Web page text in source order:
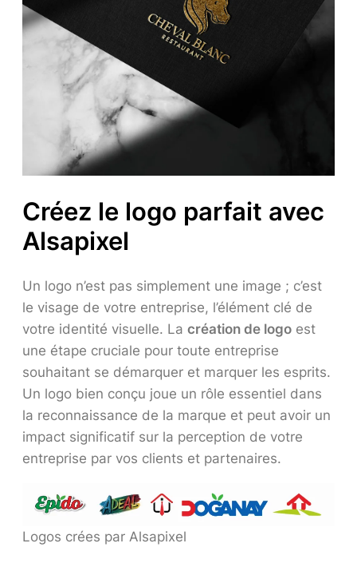
Créez le logo parfait avec
Alsapixel
Un logo n’est pas simplement une image ; c’est
le visage de votre entreprise, l’élément clé de
votre identité visuelle. La création de logo est
une étape cruciale pour toute entreprise
souhaitant se démarquer et marquer les esprits.
Un logo bien conçu joue un rôle essentiel dans
la reconnaissance de la marque et peut avoir un
impact significatif sur la perception de votre
entreprise par vos clients et partenaires.
Logos crées par Alsapixel